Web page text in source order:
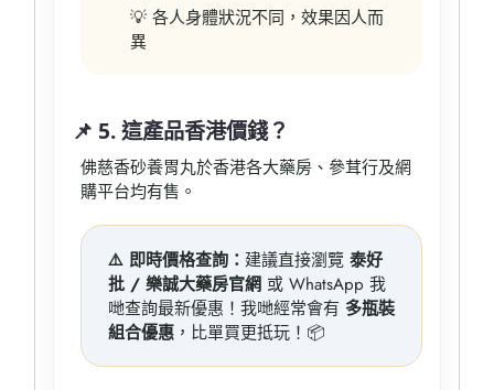
💡 各人身體狀況不同，效果因人而
異
📌 5. 這產品香港價錢？
佛慈香砂養胃丸於香港各大藥房、參茸行及網
購平台均有售。
⚠️ 即時價格查詢： 建議直接瀏覽 泰好
批 / 樂誠大藥房官網 或 WhatsApp 我
哋查詢最新優惠！我哋經常會有 多瓶裝
組合優惠 ，比單買更抵玩！📦